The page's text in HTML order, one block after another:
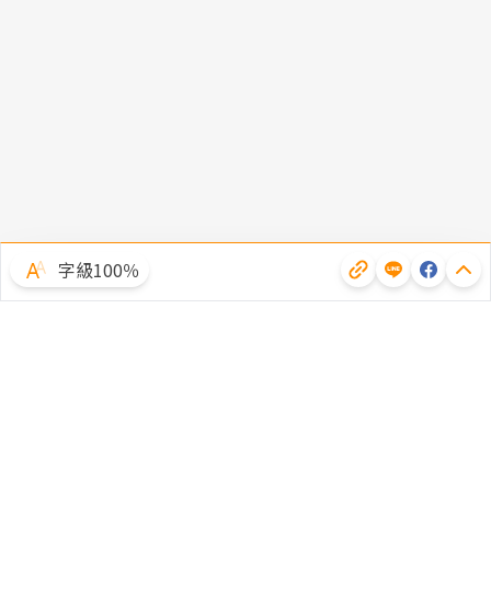
字級100％